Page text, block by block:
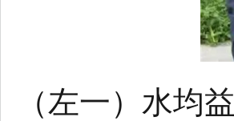
（左一）水均益